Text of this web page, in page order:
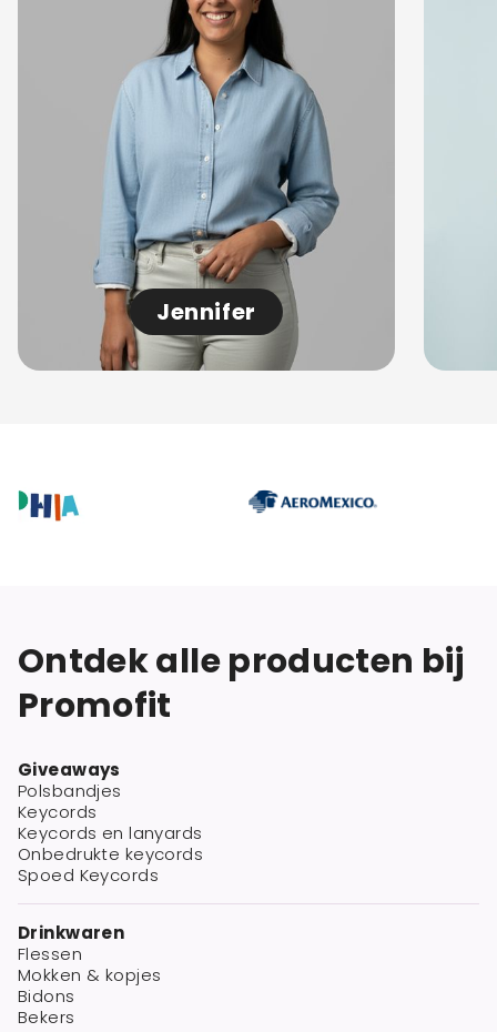
Jennifer
Ontdek alle producten bij
Promofit
Giveaways
Polsbandjes
Keycords
Keycords en lanyards
Onbedrukte keycords
Spoed Keycords
Drinkwaren
Flessen
Mokken & kopjes
Bidons
Bekers